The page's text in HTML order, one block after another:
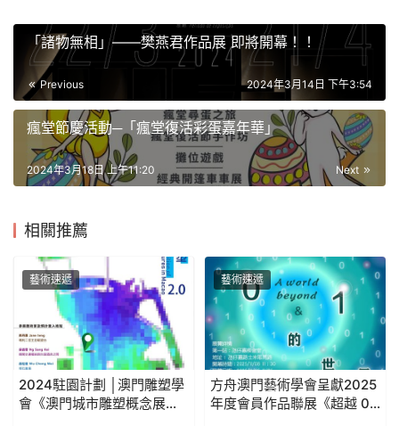
「諸物無相」——樊燕君作品展 即將開幕！！
Previous 2024年3月14日 下午3:54
瘋堂節慶活動─「瘋堂復活彩蛋嘉年華」
Next
2024年3月18日 上午11:20
相關推薦
藝術速遞
2024駐園計劃 │澳門雕塑學
會《澳門城市雕塑概念展
藝術速遞
方舟澳門藝術學會呈獻2025
年度會員作品聯展《超越 0